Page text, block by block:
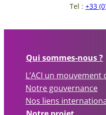
Tel : +33
Qui sommes-nous ?
L’ACI un
Notre gouvernance
Nos liens